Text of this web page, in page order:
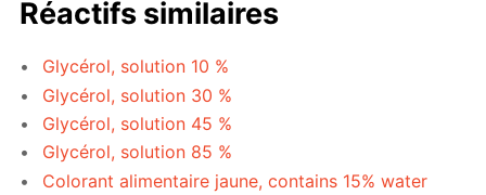
Réactifs similaires
Glycérol, solution 10 %
Glycérol, solution 30 %
Glycérol, solution 45 %
Glycérol, solution 85 %
Colorant alimentaire jaune, contains 15% water